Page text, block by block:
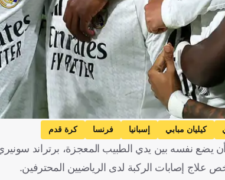
كيليان مبابي إسبانيا فرنسا كرة قدم
يضع نفسه بين يدي الطبيب المعجزة، برتراند
علاج إصابات الركبة لدى الرياضيين المحترفين.